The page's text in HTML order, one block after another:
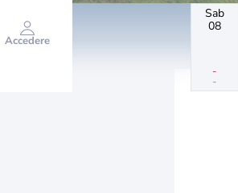
Accedere
Sab
08
-
-